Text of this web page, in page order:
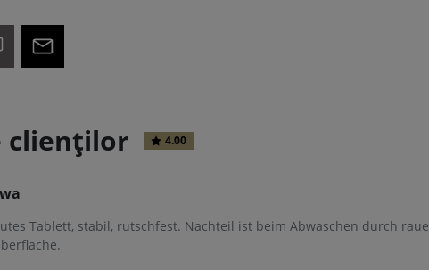
clienților 4.00
Tablett, stabil, rutschfest. Nachteil ist beim Abwaschen durch raue